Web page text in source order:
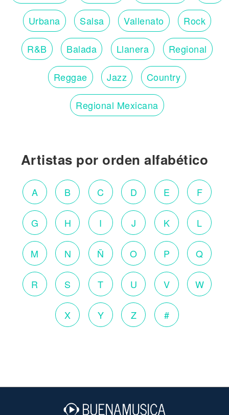
Urbana Salsa Vallenato Rock
R&B Balada Llanera Regional
Reggae Jazz Country
Regional Mexicana
Artistas por orden alfabético
A B C D E F
G H I J K L
M N Ñ O P Q
R S T U V W
X Y Z #